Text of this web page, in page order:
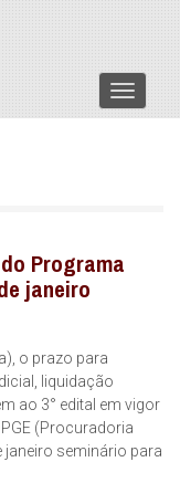
Menu
Programa
janeiro
o prazo para
liquidação
ao 3° edital em vigor
(Procuradoria
janeiro seminário para